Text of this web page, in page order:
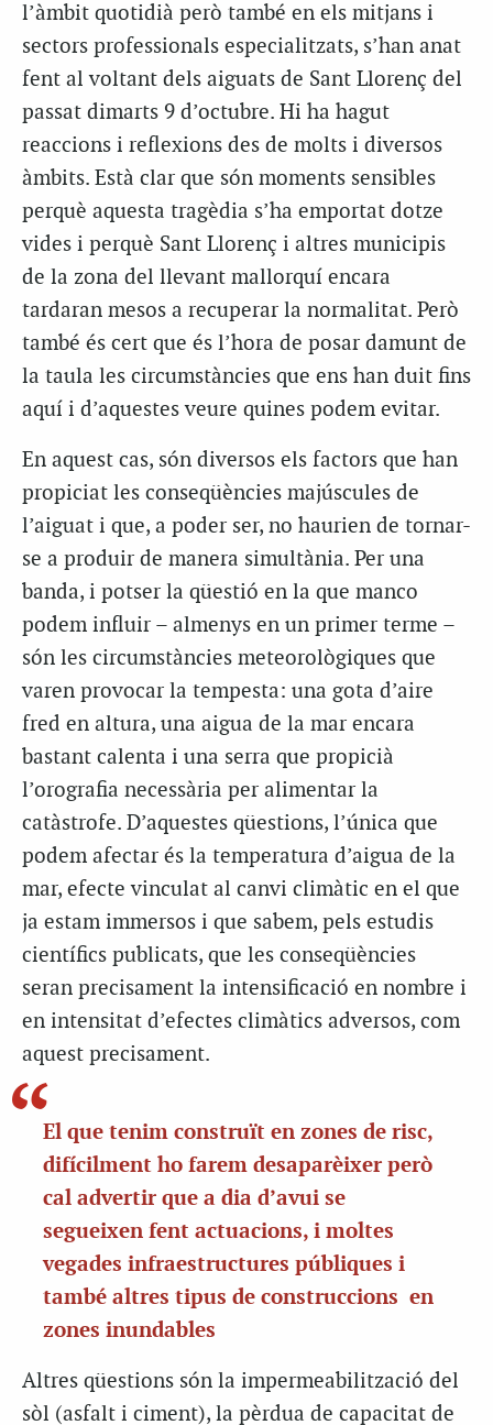
l’àmbit quotidià però també en els mitjans i
sectors professionals especialitzats, s’han anat
fent al voltant dels aiguats de Sant Llorenç del
passat dimarts 9 d’octubre. Hi ha hagut
reaccions i reflexions des de molts i diversos
àmbits. Està clar que són moments sensibles
perquè aquesta tragèdia s’ha emportat dotze
vides i perquè Sant Llorenç i altres municipis
de la zona del llevant mallorquí encara
tardaran mesos a recuperar la normalitat. Però
també és cert que és l’hora de posar damunt de
la taula les circumstàncies que ens han duit fins
aquí i d’aquestes veure quines podem evitar.
En aquest cas, són diversos els factors que han
propiciat les conseqüències majúscules de
l’aiguat i que, a poder ser, no haurien de tornar-
se a produir de manera simultània. Per una
banda, i potser la qüestió en la que manco
podem influir – almenys en un primer terme –
són les circumstàncies meteorològiques que
varen provocar la tempesta: una gota d’aire
fred en altura, una aigua de la mar encara
bastant calenta i una serra que propicià
l’orografia necessària per alimentar la
catàstrofe. D’aquestes qüestions, l’única que
podem afectar és la temperatura d’aigua de la
mar, efecte vinculat al canvi climàtic en el que
ja estam immersos i que sabem, pels estudis
científics publicats, que les conseqüències
seran precisament la intensificació en nombre i
en intensitat d’efectes climàtics adversos, com
aquest precisament.
El que tenim construït en zones de risc,
difícilment ho farem desaparèixer però
cal advertir que a dia d’avui se
segueixen fent actuacions, i moltes
vegades infraestructures públiques i
també altres tipus de construccions en
zones inundables
Altres qüestions són la impermeabilització del
sòl (asfalt i ciment), la pèrdua de capacitat de